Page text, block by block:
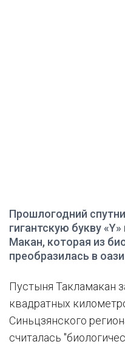
Прошлогодний
гигантскую букву
Макан, которая из
преобразилась в
Пустыня Такламакан
квадратных
Синьцзянского
считалась